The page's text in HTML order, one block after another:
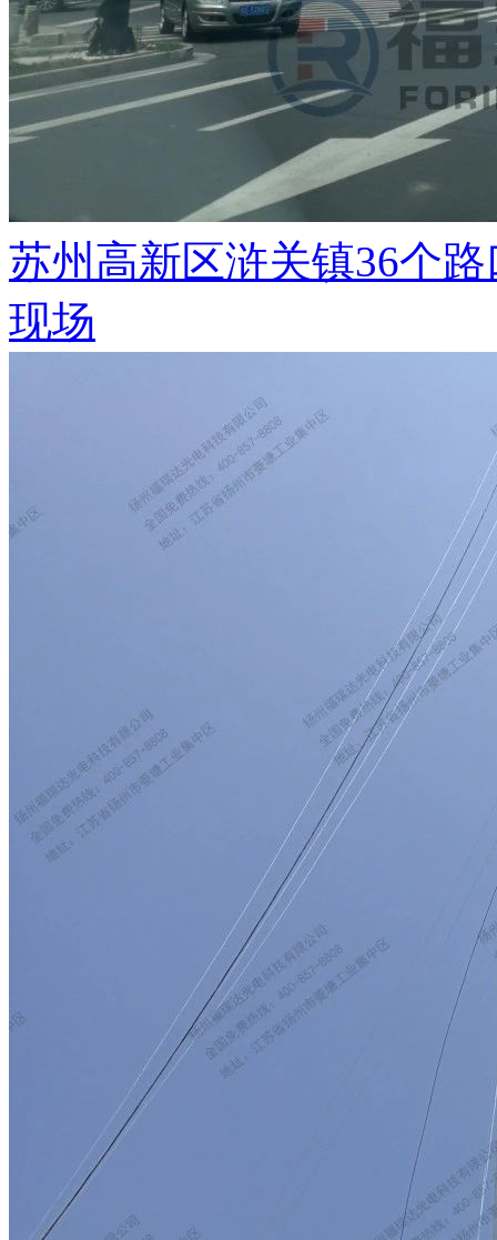
苏州高新区浒关镇36个
现场